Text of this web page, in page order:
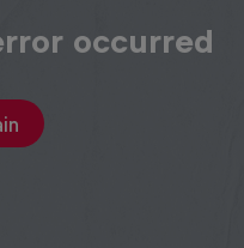
occurred